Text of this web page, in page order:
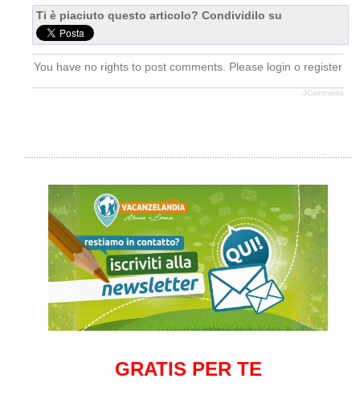
Ti è piaciuto questo articolo? Condividilo su
You have no rights to post comments. Please login o register
JComments
GRATIS PER TE